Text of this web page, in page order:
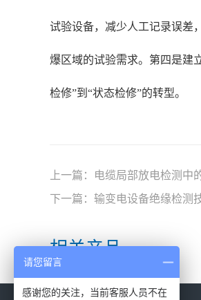
试验设备，减少人工记录误差
爆区域的试验需求。第四是建
检修”到“状态检修”的转型。
上一篇：
电缆局部放电检测中
下一篇： 输变电设备绝缘检测
相关产品
请您留言
感谢您的关注，当前客服人员不在